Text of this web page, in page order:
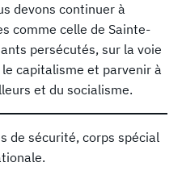
devons continuer à
comme celle de Sainte-
persécutés, sur la voie
capitalisme et parvenir à
et du socialisme.
de sécurité, corps spécial